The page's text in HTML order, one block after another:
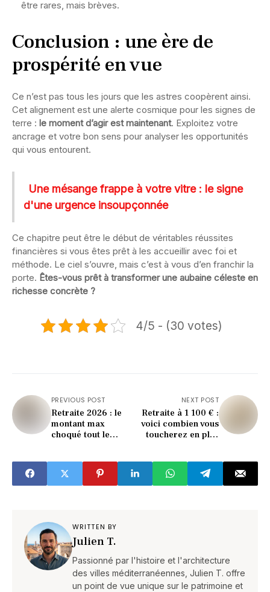
être rares, mais brèves.
Conclusion : une ère de
prospérité en vue
Ce n’est pas tous les jours que les astres coopèrent ainsi.
Cet alignement est une alerte cosmique pour les signes de
terre : le moment d’agir est maintenant. Exploitez votre
ancrage et votre bon sens pour analyser les opportunités
qui vous entourent.
Une mésange frappe à votre vitre : le signe
d'une urgence insoupçonnée
Ce chapitre peut être le début de véritables réussites
financières si vous êtes prêt à les accueillir avec foi et
méthode. Le ciel s’ouvre, mais c’est à vous d’en franchir la
porte. Êtes-vous prêt à transformer une aubaine céleste en
richesse concrète ?
4/5 - (30 votes)
PREVIOUS POST
Retraite 2026 : le
montant max
choqué tout le
gouvernement)
NEXT POST
Retraite à 1 100 € :
voici combien vous
toucherez en plus
WRITTEN BY
Julien T.
Passionné par l'histoire et l'architecture
des villes méditerranéennes, Julien T. offre
un point de vue unique sur le patrimoine et